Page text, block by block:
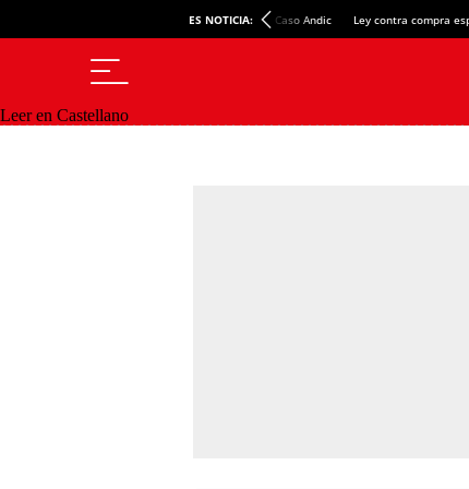
ES NOTICIA: Caso Andic Ley contra compra
Leer en Castellano